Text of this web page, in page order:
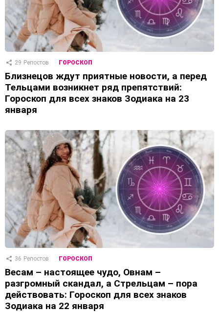
29 Репостов ГОРОСКОП
Близнецов ждут приятные новости, а перед
Тельцами возникнет ряд препятствий:
Гороскоп для всех знаков Зодиака на 23
января
36 Репостов ГОРОСКОП
Весам – настоящее чудо, Овнам –
разгромный скандал, а Стрельцам – пора
действовать: Гороскоп для всех знаков
Зодиака на 22 января